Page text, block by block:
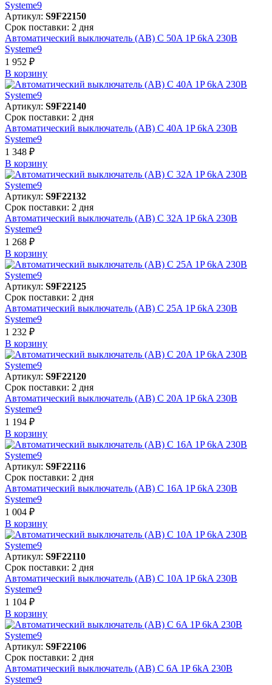
Артикул: S9F22150
Срок поставки: 2 дня
Автоматический выключатель (АВ) C 50A 1P 6kA 230В
Systeme9
1 952 ₽
В корзинy
Артикул: S9F22140
Срок поставки: 2 дня
Автоматический выключатель (АВ) C 40A 1P 6kA 230В
Systeme9
1 348 ₽
В корзинy
Артикул: S9F22132
Срок поставки: 2 дня
Автоматический выключатель (АВ) C 32A 1P 6kA 230В
Systeme9
1 268 ₽
В корзинy
Артикул: S9F22125
Срок поставки: 2 дня
Автоматический выключатель (АВ) C 25A 1P 6kA 230В
Systeme9
1 232 ₽
В корзинy
Артикул: S9F22120
Срок поставки: 2 дня
Автоматический выключатель (АВ) C 20A 1P 6kA 230В
Systeme9
1 194 ₽
В корзинy
Артикул: S9F22116
Срок поставки: 2 дня
Автоматический выключатель (АВ) C 16A 1P 6kA 230В
Systeme9
1 004 ₽
В корзинy
Артикул: S9F22110
Срок поставки: 2 дня
Автоматический выключатель (АВ) C 10A 1P 6kA 230В
Systeme9
1 104 ₽
В корзинy
Артикул: S9F22106
Срок поставки: 2 дня
Автоматический выключатель (АВ) C 6A 1P 6kA 230В
Systeme9